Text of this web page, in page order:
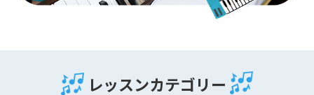
レッスンカテゴリー